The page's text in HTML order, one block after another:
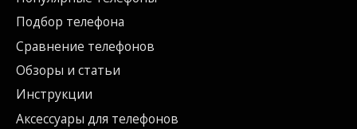
Подбор телефона
Сравнение телефонов
Обзоры и статьи
Инструкции
Аксессуары для телефонов